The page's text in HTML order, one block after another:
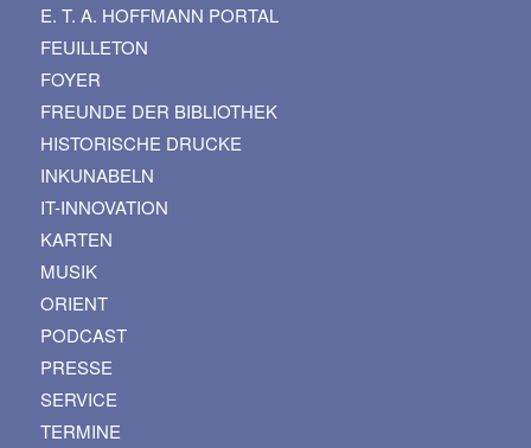
E. T. A. HOFFMANN PORTAL
FEUILLETON
FOYER
FREUNDE DER BIBLIOTHEK
HISTORISCHE DRUCKE
INKUNABELN
IT-INNOVATION
KARTEN
MUSIK
ORIENT
PODCAST
PRESSE
SERVICE
TERMINE